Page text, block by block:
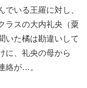
いる王羅に対し、
ラスの大内礼央（粟
いた橘は勘違いして
に、礼央の母から
絡が…。